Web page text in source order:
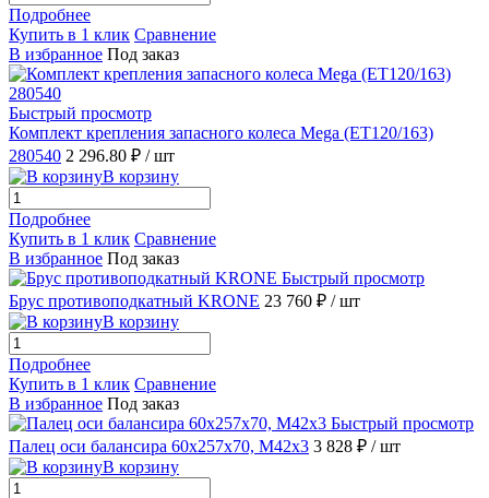
Подробнее
Купить в 1 клик Сравнение
В избранное Под заказ
Быстрый просмотр
Комплект крепления запасного колеса Mega (ET120/163)
280540 2 296.80 ₽ / шт
В корзину
Подробнее
Купить в 1 клик Сравнение
В избранное Под заказ
Быстрый просмотр
Брус противоподкатный KRONE 23 760 ₽ / шт
В корзину
Подробнее
Купить в 1 клик Сравнение
В избранное Под заказ
Быстрый просмотр
Палец оси балансира 60х257х70, М42х3 3 828 ₽ / шт
В корзину